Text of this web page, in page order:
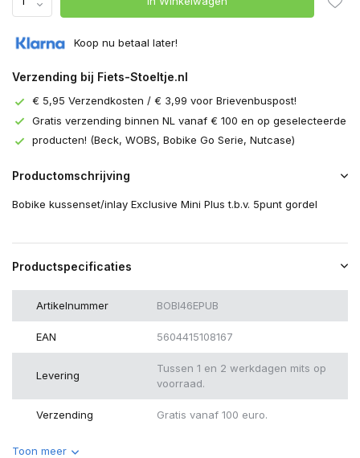
Koop nu betaal later!
Verzending bij Fiets-Stoeltje.nl
€ 5,95 Verzendkosten / € 3,99 voor Brievenbuspost!
Gratis verzending binnen NL vanaf € 100 en op geselecteerde
producten! (Beck, WOBS, Bobike Go Serie, Nutcase)
Productomschrijving
Bobike kussenset/inlay Exclusive Mini Plus t.b.v. 5punt gordel
Productspecificaties
Artikelnummer BOBI46EPUB
EAN 5604415108167
Levering
Tussen 1 en 2 werkdagen mits op
voorraad.
Verzending Gratis vanaf 100 euro.
Toon meer